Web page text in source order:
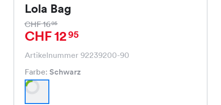
Lola Bag
CHF 1695
CHF 1295
Artikelnummer 92239200-90
Farbe:Schwarz